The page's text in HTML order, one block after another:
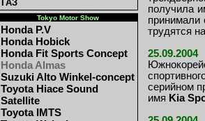
ГАЗ
Tokyo Motor Show
Honda P.V
Honda Hobick
Honda Fit Sports Concept
Honda Almas
Suzuki Alto Winkel-concept
Toyota Hiace Sound
Satellite
Toyota IMTS
получила
принимали
трудятся
25.09.2004
серийном
имя Kia